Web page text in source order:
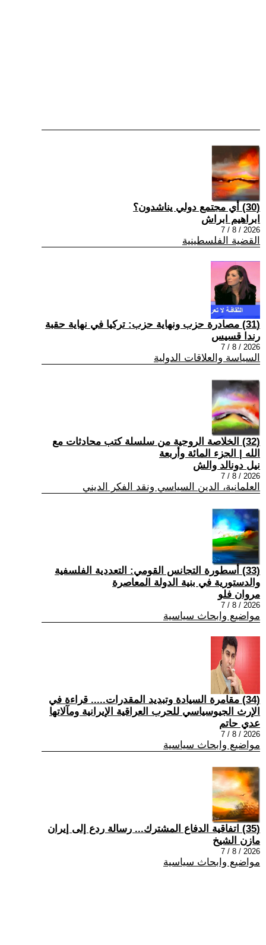
(30) أي مجتمع دولي يناشدون؟
ابراهيم ابراش
2026 / 8 / 7
القضية الفلسطينية
(31) مصادرة حزب ونهاية حزب: تركيا في نهاية حقبة
رندا قسيس
2026 / 8 / 7
السياسة والعلاقات الدولية
(32) الخلاصة الروحية من سلسلة كتب محادثات مع
الله | الجزء المائة وأربعة
نيل دونالد والش
2026 / 8 / 7
العلمانية، الدين السياسي ونقد الفكر الديني
(33) أسطورة التجانس القومي: التعددية الفلسفية
والدستورية في بنية الدولة المعاصرة
مروان فلو
2026 / 8 / 7
مواضيع وابحاث سياسية
(34) مقامرة السيادة وتبديد المقدرات..... قراءة في
الإرث الجيوسياسي للحرب العراقية الإيرانية ومآلاتها
عدي حاتم
2026 / 8 / 7
مواضيع وابحاث سياسية
(35) اتفاقية الدفاع المشترك... رسالة ردع إلى إيران
مازن الشيخ
2026 / 8 / 7
مواضيع وابحاث سياسية